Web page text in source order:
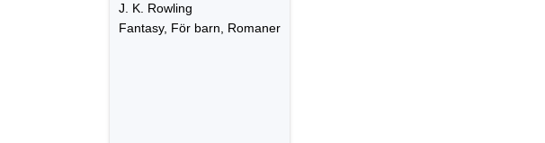
J. K. Rowling
Fantasy, För barn, Romaner